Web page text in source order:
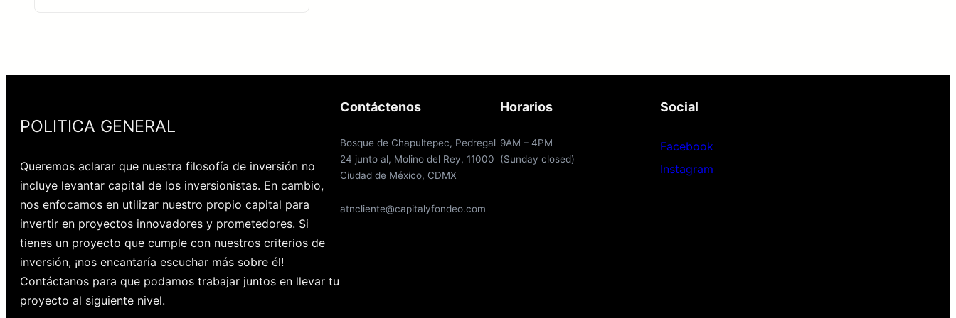
POLITICA GENERAL
Queremos aclarar que nuestra filosofía de inversión no
incluye levantar capital de los inversionistas. En cambio,
nos enfocamos en utilizar nuestro propio capital para
invertir en proyectos innovadores y prometedores. Si
tienes un proyecto que cumple con nuestros criterios de
inversión, ¡nos encantaría escuchar más sobre él!
Contáctanos para que podamos trabajar juntos en llevar tu
proyecto al siguiente nivel.
Contáctenos
Bosque de Chapultepec, Pedregal
24 junto al, Molino del Rey, 11000
Ciudad de México, CDMX
atncliente@capitalyfondeo.com
Horarios
9AM – 4PM
(Sunday closed)
Social
Facebook
Instagram